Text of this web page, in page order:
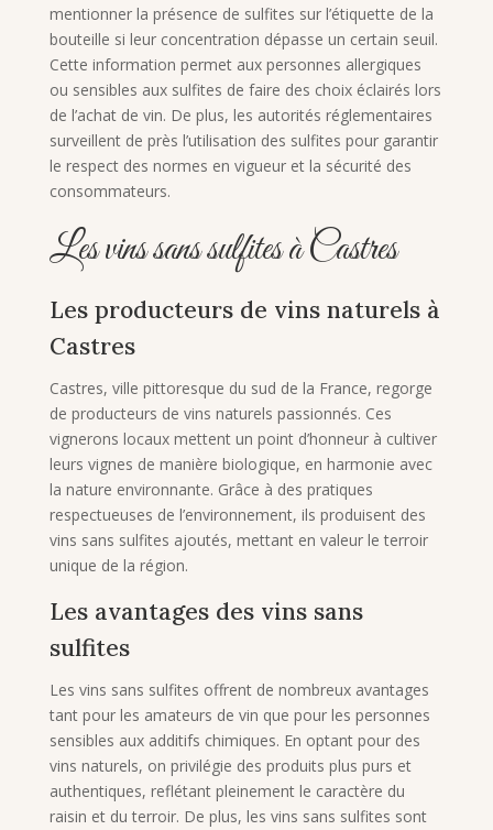
mentionner la présence de sulfites sur l’étiquette de la
bouteille si leur concentration dépasse un certain seuil.
Cette information permet aux personnes allergiques
ou sensibles aux sulfites de faire des choix éclairés lors
de l’achat de vin. De plus, les autorités réglementaires
surveillent de près l’utilisation des sulfites pour garantir
le respect des normes en vigueur et la sécurité des
consommateurs.
Les vins sans sulfites à Castres
Les producteurs de vins naturels à
Castres
Castres, ville pittoresque du sud de la France, regorge
de producteurs de vins naturels passionnés. Ces
vignerons locaux mettent un point d’honneur à cultiver
leurs vignes de manière biologique, en harmonie avec
la nature environnante. Grâce à des pratiques
respectueuses de l’environnement, ils produisent des
vins sans sulfites ajoutés, mettant en valeur le terroir
unique de la région.
Les avantages des vins sans
sulfites
Les vins sans sulfites offrent de nombreux avantages
tant pour les amateurs de vin que pour les personnes
sensibles aux additifs chimiques. En optant pour des
vins naturels, on privilégie des produits plus purs et
authentiques, reflétant pleinement le caractère du
raisin et du terroir. De plus, les vins sans sulfites sont